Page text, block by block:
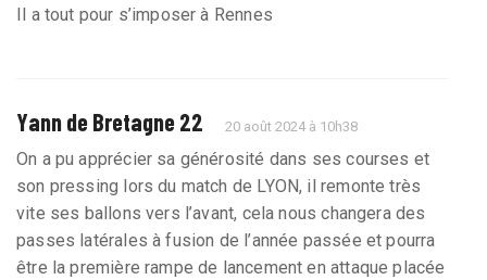
Il a tout pour s’imposer à Rennes
Yann de Bretagne 22 20 août 2024 à 10h38
On a pu apprécier sa générosité dans ses courses et
son pressing lors du match de LYON, il remonte très
vite ses ballons vers l’avant, cela nous changera des
passes latérales à fusion de l’année passée et pourra
être la première rampe de lancement en attaque placée